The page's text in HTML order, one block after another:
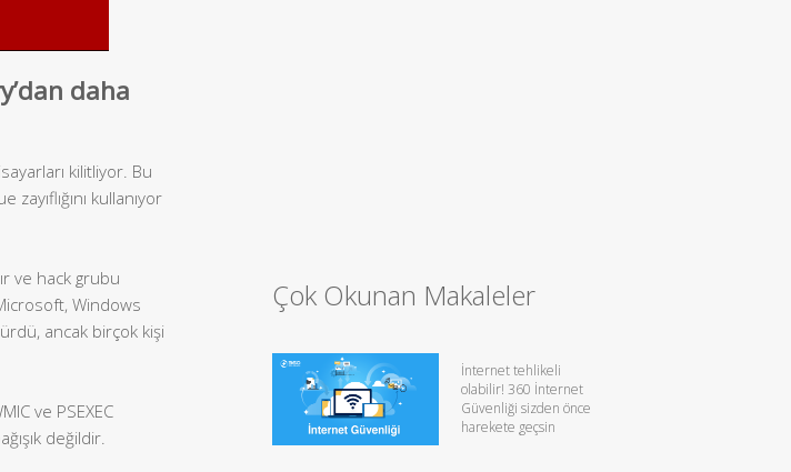
daha
kilitliyor. Bu
zayıflığını kullanıyor
ve hack grubu
Windows
ancak birçok kişi
ve PSEXEC
değildir.
Çok Okunan Makaleler
İnternet tehlikeli
olabilir! 360 İnternet
Güvenliği sizden önce
harekete geçsin